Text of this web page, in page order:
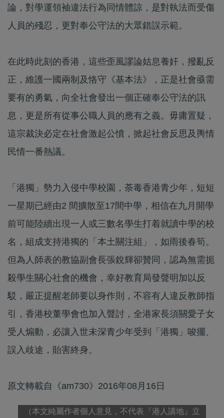
論，對學運領袖違法行為同情體諒，是對執法而受傷
人員的殘忍，更對奉公守法的大眾錯誤示範。
在此時此刻的香港，這些歪風謬論姑息養奸，撥亂反
正，維護一國兩制及恪守《基本法》，正是社會亟需
要有的勇氣，向全社會發出一個正確奉公守法的訊
息，更是所有從事公職人員的應有之義。毋庸置疑，
這宗裁決必定在社會激起公憤，掀起社會反思及輿情
民情一番熱議。
「港獨」勢力入侵中學校園，荼毒香港青少年，短短
一星期已經由2 間擴散至17間中學，相信在九月開學
前可能陸續出現一人或三數名學生打着就讀中學的校
名，組成支持港獨的「本土關注組」，如雨後春筍。
但為人師表的教協副會長張銳輝卻贊同，認為無需扼
殺學生關心社會的機會，幸好教育局發聲明加以反
駁，嚴正提醒老師要以身作則，不容有人違反教師指
引，香港校董學會也加入聲討，全港家長須關愛子女
受人煽動，必讓入世未深青少年受到「港獨」唆擺、
誤入歧途，貽害終身。
原文轉載自《am730》2016年08月16日
（本文純屬作者個人意見，不代表『港人講地』立